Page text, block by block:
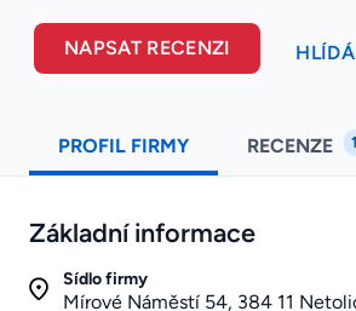
NAPSAT RECENZI
PROFIL FIRMY RECENZE 1
Základní informace
Sídlo firmy
Mírové Náměstí 54, 384 11